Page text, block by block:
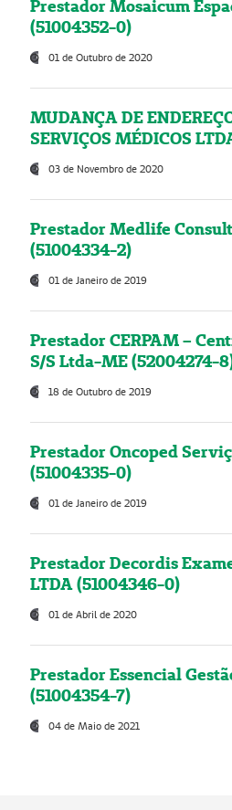
Prestador Mosaicum
(51004352-0)
01 de Outubro de 2020
MUDANÇA DE
SERVIÇOS MÉDICOS
03 de Novembro de 2020
Prestador Medlife
(51004334-2)
01 de Janeiro de 2019
Prestador CERPAM –
S/S Ltda-ME (52004274-
18 de Outubro de 2019
Prestador Oncoped
(51004335-0)
01 de Janeiro de 2019
Prestador Decordis
LTDA (51004346-0)
01 de Abril de 2020
Prestador Essencial
(51004354-7)
04 de Maio de 2021